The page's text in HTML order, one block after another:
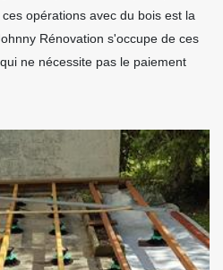
opérations avec du bois est la
Rénovation s'occupe de ces
ne nécessite pas le paiement